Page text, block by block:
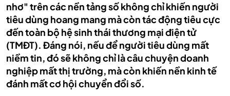
nhơ" trên các nền tảng số không chỉ khiến người
tiêu dùng hoang mang mà còn tác động tiêu cực
đến toàn bộ hệ sinh thái thương mại điện tử
(TMĐT). Đáng nói, nếu để người tiêu dùng mất
niềm tin, đó sẽ không chỉ là câu chuyện doanh
nghiệp mất thị trường, mà còn khiến nền kinh tế
đánh mất cơ hội chuyển đổi số.